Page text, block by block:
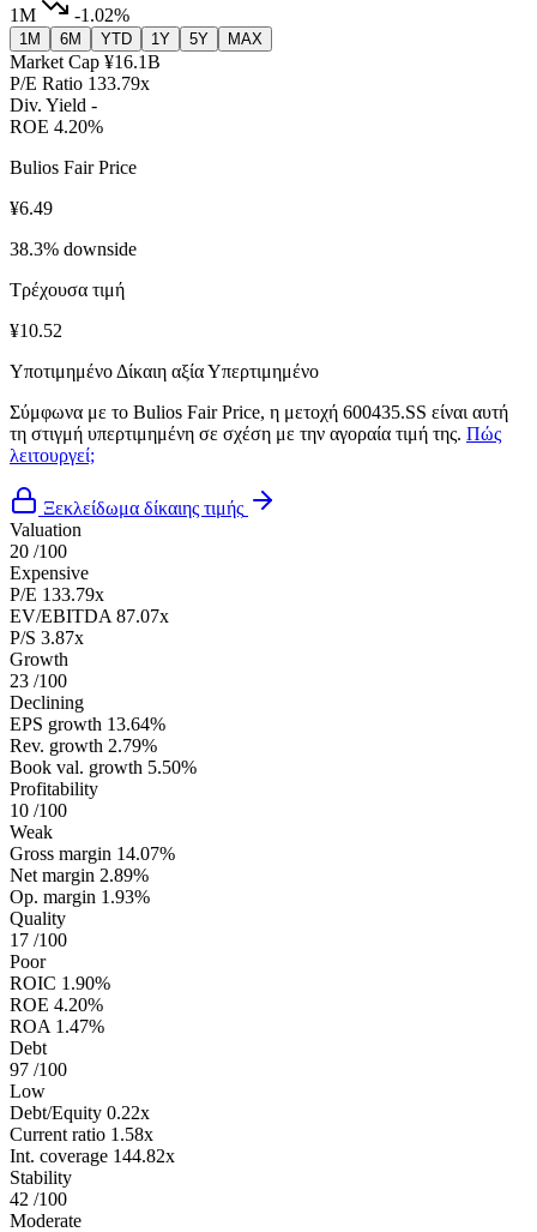
1M
-1.02%
1M 6M YTD 1Y 5Y MAX
Market Cap ¥16.1B
P/E Ratio 133.79x
Div. Yield -
ROE 4.20%
Bulios Fair Price
¥6.49
38.3% downside
Τρέχουσα τιμή
¥10.52
Υποτιμημένο Δίκαιη αξίαΥπερτιμημένο
Σύμφωνα με το Bulios Fair Price, η μετοχή 600435.SS είναι αυτή
τη στιγμή υπερτιμημένη σε σχέση με την αγοραία τιμή της. Πώς
λειτουργεί;
Ξεκλείδωμα δίκαιης τιμής
Valuation
20 /100
Expensive
P/E 133.79x
EV/EBITDA 87.07x
P/S 3.87x
Growth
23 /100
Declining
EPS growth 13.64%
Rev. growth 2.79%
Book val. growth 5.50%
Profitability
10 /100
Weak
Gross margin 14.07%
Net margin 2.89%
Op. margin 1.93%
Quality
17 /100
Poor
ROIC 1.90%
ROE 4.20%
ROA 1.47%
Debt
97 /100
Low
Debt/Equity 0.22x
Current ratio 1.58x
Int. coverage 144.82x
Stability
42 /100
Moderate